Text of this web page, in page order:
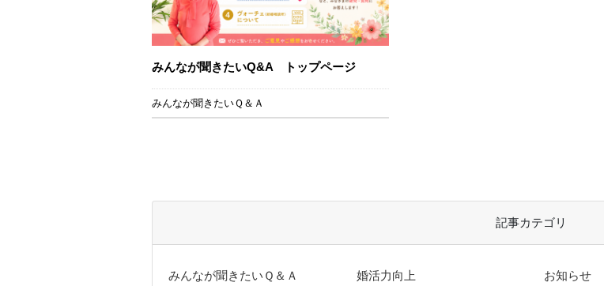
みんなが聞きたいQ&A トップページ
みんなが聞きたいＱ＆Ａ
記事カテゴリ
みんなが聞きたいＱ＆Ａ 婚活力向上 お知らせ